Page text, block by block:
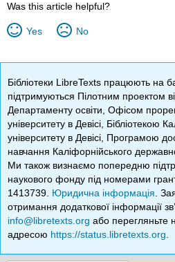
Was this article helpful?
Yes No
Бібліотеки LibreTexts працюють на
підтримуються Пілотним проектом
Департаменту освіти, Офісом
університету в Девісі, Бібліотекою
університету в Девісі, Програмою
навчання Каліфорнійського
Ми також визнаємо попередню
наукового фонду під номерами
1413739. Юридична інформація .
отримання додаткової інформації
info@libretexts.org або перегляньте
адресою https://status.libretexts.org